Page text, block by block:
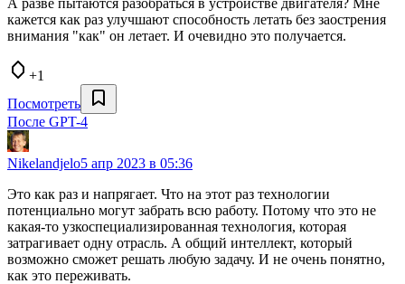
А разве пытаются разобраться в устройстве двигателя? Мне
кажется как раз улучшают способность летать без заострения
внимания "как" он летает. И очевидно это получается.
+1
Посмотреть
После GPT-4
Nikelandjelo5 апр 2023 в 05:36
Это как раз и напрягает. Что на этот раз технологии
потенциально могут забрать всю работу. Потому что это не
какая-то узкоспециализированная технология, которая
затрагивает одну отрасль. А общий интеллект, который
возможно сможет решать любую задачу. И не очень понятно,
как это переживать.